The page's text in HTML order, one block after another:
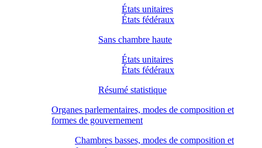
États unitaires
États fédéraux
Sans chambre haute
États unitaires
États fédéraux
Résumé statistique
Organes parlementaires, modes de composition et
formes de gouvernement
Chambres basses, modes de composition et